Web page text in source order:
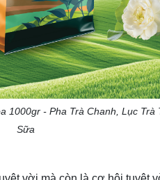
1000gr - Pha Trà Chanh, Lục Trà
Sữa